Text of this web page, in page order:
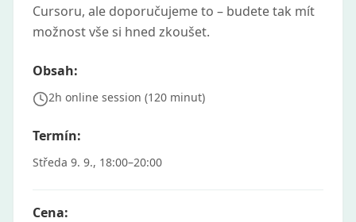
Cursoru, ale doporučujeme to – budete tak mít
možnost vše si hned zkoušet.
Obsah:
2h online session (120 minut)
Termín:
Středa 9. 9., 18:00–20:00
Cena: